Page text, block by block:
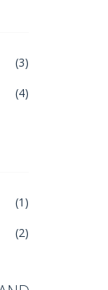
(3)
(4)
(1)
(2)